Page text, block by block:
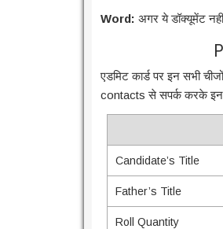
Word: अगर ये डॉक्यूमेंट नहीं
एडमिट कार्ड पर इन सभी
contacts से सपर्क करके इन
Candidate’s Title
Father’s Title
Roll Quantity